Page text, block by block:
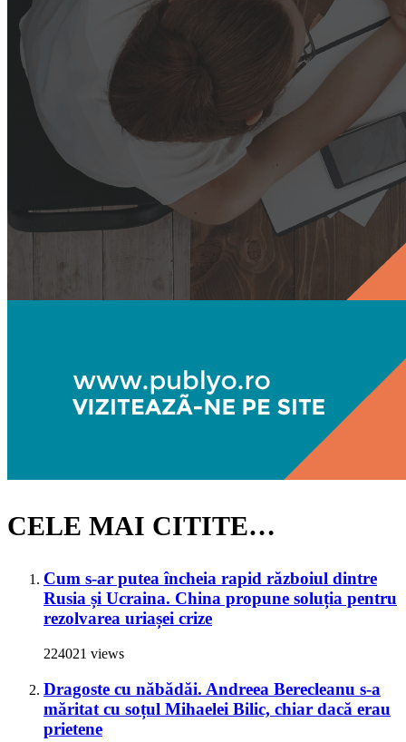
CELE MAI CITITE…
Cum s-ar putea încheia rapid războiul dintre
Rusia și Ucraina. China propune soluția pentru
rezolvarea uriașei crize
224021 views
Dragoste cu năbădăi. Andreea Berecleanu s-a
măritat cu soțul Mihaelei Bilic, chiar dacă erau
prietene